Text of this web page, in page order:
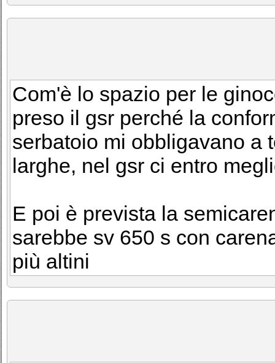
Com'è lo spazio per le
preso il gsr perché la
serbatoio mi obbligavano a
larghe, nel gsr ci entro
E poi è prevista la
sarebbe sv 650 s con
più altini